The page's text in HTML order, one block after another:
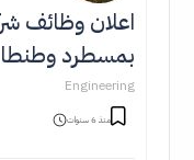
اعلان وظائف
بمسطرد وطنطا
Engineering
منذ 6 سنوات